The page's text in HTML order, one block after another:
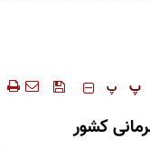
‍‍‍ پ پ
کشور